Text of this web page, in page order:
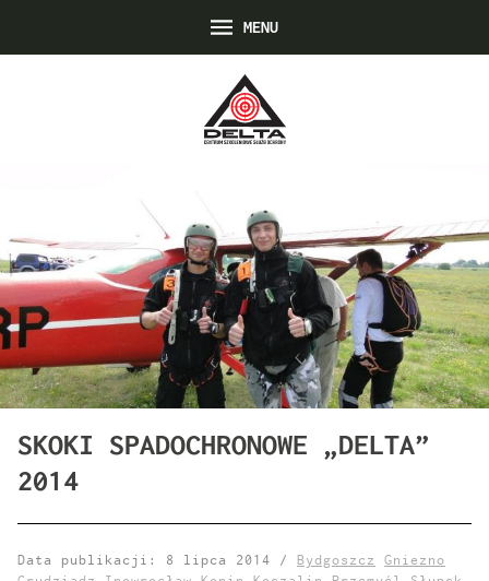
MENU
SKOKI SPADOCHRONOWE „DELTA”
2014
Data publikacji: 8 lipca 2014 / Bydgoszcz
Gniezno